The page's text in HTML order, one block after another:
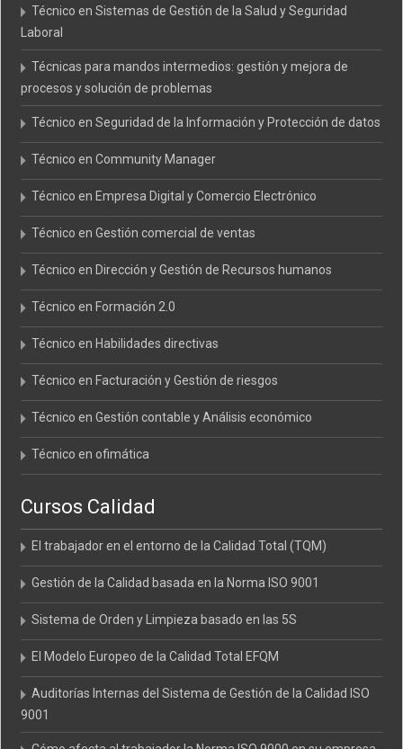
Técnico en Sistemas de Gestión de la Salud y Seguridad
Laboral
Técnicas para mandos intermedios: gestión y mejora de
procesos y solución de problemas
Técnico en Seguridad de la Información y Protección de datos
Técnico en Community Manager
Técnico en Empresa Digital y Comercio Electrónico
Técnico en Gestión comercial de ventas
Técnico en Dirección y Gestión de Recursos humanos
Técnico en Formación 2.0
Técnico en Habilidades directivas
Técnico en Facturación y Gestión de riesgos
Técnico en Gestión contable y Análisis económico
Técnico en ofimática
Cursos Calidad
El trabajador en el entorno de la Calidad Total (TQM)
Gestión de la Calidad basada en la Norma ISO 9001
Sistema de Orden y Limpieza basado en las 5S
El Modelo Europeo de la Calidad Total EFQM
Auditorías Internas del Sistema de Gestión de la Calidad ISO
9001